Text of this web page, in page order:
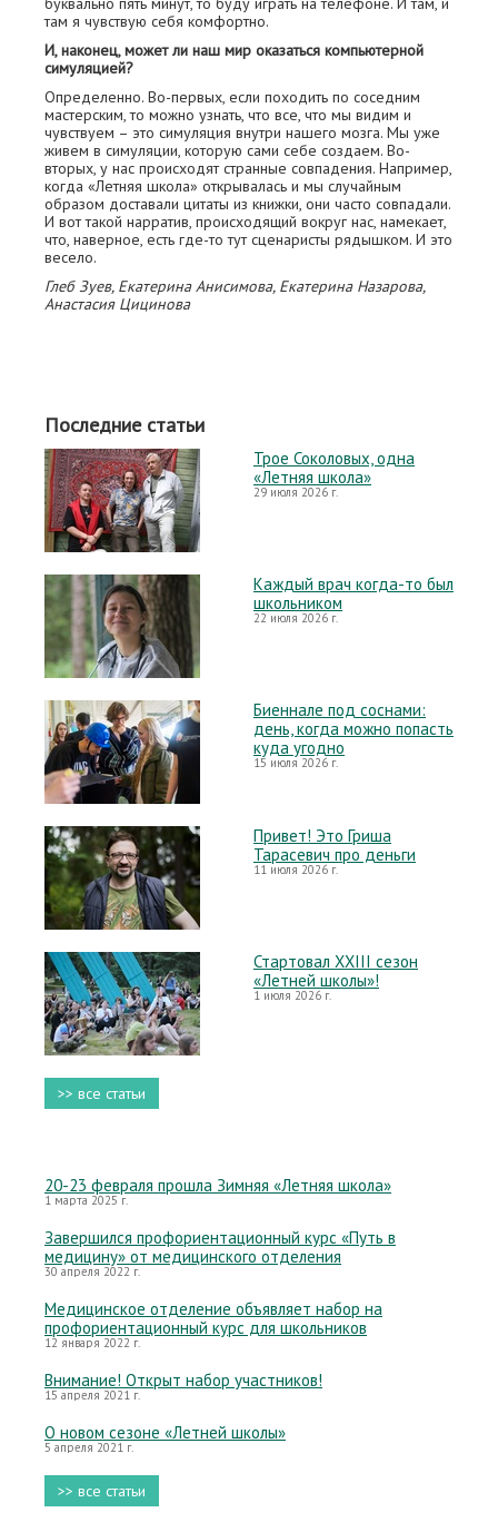
там я чувствую себя комфортно.
И, наконец, может ли наш мир оказаться компьютерной
симуляцией?
Определенно. Во-первых, если походить по соседним
мастерским, то можно узнать, что все, что мы видим и
чувствуем – это симуляция внутри нашего мозга. Мы уже
живем в симуляции, которую сами себе создаем. Во-
вторых, у нас происходят странные совпадения. Например,
когда «Летняя школа» открывалась и мы случайным
образом доставали цитаты из книжки, они часто совпадали.
И вот такой нарратив, происходящий вокруг нас, намекает,
что, наверное, есть где-то тут сценаристы рядышком. И это
весело.
Глеб Зуев, Екатерина Анисимова, Екатерина Назарова,
Анастасия Цицинова
Последние статьи
Трое Соколовых, одна
«Летняя школа»
29 июля 2026 г.
Каждый врач когда-то был
школьником
22 июля 2026 г.
Биеннале под соснами:
день, когда можно попасть
куда угодно
15 июля 2026 г.
Привет! Это Гриша
Тарасевич про деньги
11 июля 2026 г.
Стартовал XXIII сезон
«Летней школы»!
1 июля 2026 г.
>> все статьи
20-23 февраля прошла Зимняя «Летняя школа»
1 марта 2025 г.
Завершился профориентационный курс «Путь в
медицину» от медицинского отделения
30 апреля 2022 г.
Медицинское отделение объявляет набор на
профориентационный курс для школьников
12 января 2022 г.
Внимание! Открыт набор участников!
15 апреля 2021 г.
О новом сезоне «Летней школы»
5 апреля 2021 г.
>> все статьи